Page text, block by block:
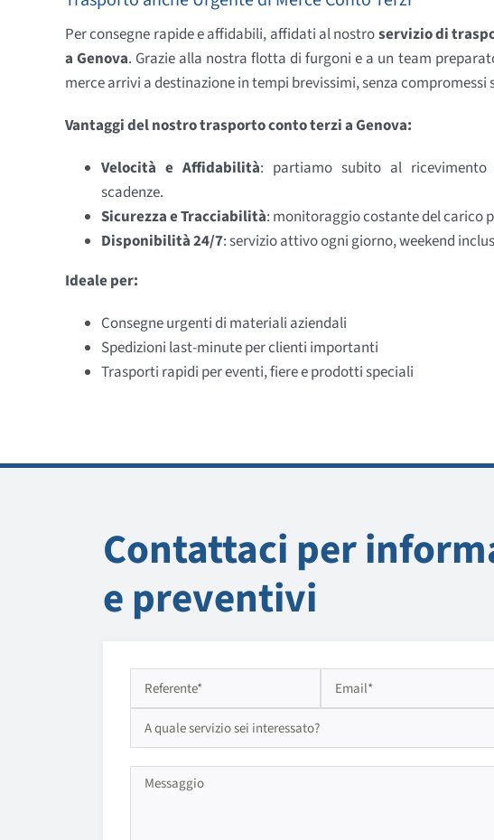
Per consegne rapide e affidabili, affidati al nostroservizio di
a Genova. Grazie alla nostra flotta di furgoni e a un team
merce arrivi a destinazione in tempi brevissimi, senza compromessi
Vantaggi del nostro trasporto conto terzi a Genova:
Velocità e Affidabilità: partiamo subito al
scadenze.
Sicurezza e Tracciabilità: monitoraggio costante del carico
Disponibilità 24/7: servizio attivo ogni giorno, weekend
Ideale per:
Consegne urgenti di materiali aziendali
Spedizioni last-minute per clienti importanti
Trasporti rapidi per eventi, fiere e prodotti speciali
Contattaci per
e preventivi
Si prega di lasciare vuoto questo campo.